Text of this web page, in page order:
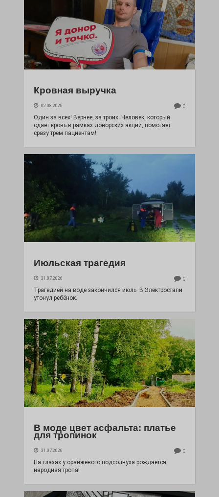
Кровная выручка
02.08.2026 0
Один за всех! Вернее, за троих. Человек, который
сдаёт кровь в рамках донорских акций, помогает
сразу трём пациентам!
Июльская трагедия
31.07.2026 0
Трагедией на воде закончился июль. В Электростали
утонул ребёнок.
В моде цвет асфальта: платье
для тропинок
31.07.2026 0
На глазах у оранжевого подсолнуха рождается
народная тропа!